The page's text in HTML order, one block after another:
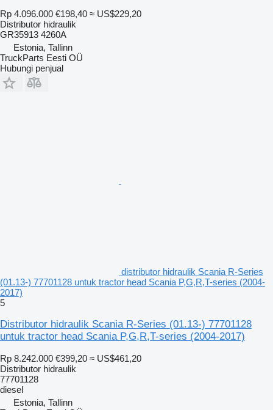
Rp 4.096.000 €198,40 ≈ US$229,20
Distributor hidraulik
GR35913 4260A
Estonia, Tallinn
TruckParts Eesti OÜ
Hubungi penjual
distributor hidraulik Scania R-Series
(01.13-) 77701128 untuk tractor head Scania P,G,R,T-series (2004-
2017)
5
Distributor hidraulik Scania R-Series (01.13-) 77701128
untuk tractor head Scania P,G,R,T-series (2004-2017)
Rp 8.242.000 €399,20 ≈ US$461,20
Distributor hidraulik
77701128
diesel
Estonia, Tallinn